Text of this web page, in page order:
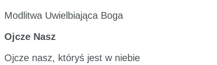
Modlitwa Uwielbiająca Boga
Ojcze Nasz
Ojcze nasz, któryś jest w niebie